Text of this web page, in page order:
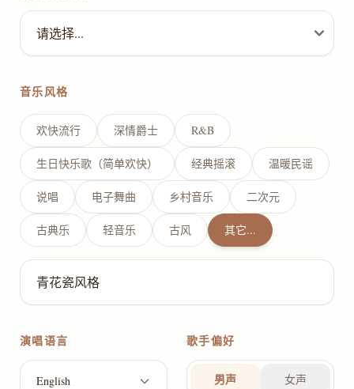
音乐风格
欢快流行 深情爵士 R&B
生日快乐歌（简单欢快） 经典摇滚 温暖民谣
说唱 电子舞曲 乡村音乐 二次元
古典乐 轻音乐 古风 其它...
演唱语言
English
歌手偏好
男声 女声